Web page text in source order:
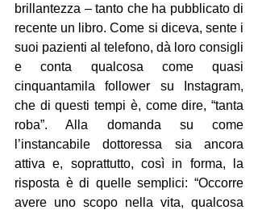
brillantezza – tanto che ha pubblicato di
recente un libro. Come si diceva, sente i
suoi pazienti al telefono, dà loro consigli
e conta qualcosa come quasi
cinquantamila follower su Instagram,
che di questi tempi è, come dire, “tanta
roba”. Alla domanda su come
l’instancabile dottoressa sia ancora
attiva e, soprattutto, così in forma, la
risposta è di quelle semplici: “Occorre
avere uno scopo nella vita, qualcosa